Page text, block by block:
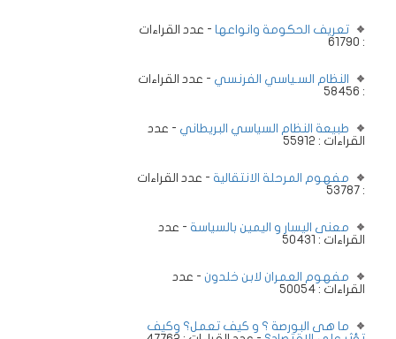
تعريف الحكومة وانواعها - عدد القراءات
: 61790
النظام السـياسي الفرنسي - عدد القراءات
: 58456
طبيعة النظام السياسي البريطاني - عدد
القراءات : 55912
مفهوم المرحلة الانتقالية - عدد القراءات
: 53787
معنى اليسار و اليمين بالسياسة - عدد
القراءات : 50431
مفهوم العمران لابن خلدون - عدد
القراءات : 50054
ما هى البورصة ؟ و كيف تعمل؟ وكيف